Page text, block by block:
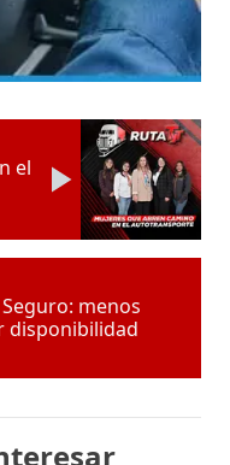
el
Seguro: menos
disponibilidad